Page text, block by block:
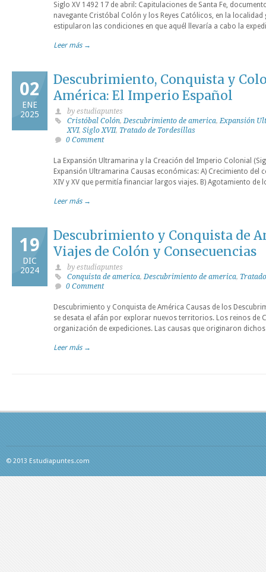
Siglo XV 1492 17 de abril: Capitulaciones de Santa Fe,
navegante Cristóbal Colón y los Reyes Católicos, en la localidad
estipularon las condiciones en que aquél llevaría a cabo la
Leer más →
02
ENE
2025
Descubrimiento, Conquista y
América: El Imperio Español
by estudiapuntes
Cristóbal Colón,Descubrimiento de america,Expansión
XVI, Siglo XVII, Tratado de Tordesillas
0 Comment
La Expansión Ultramarina y la Creación del Imperio Colonial
Expansión Ultramarina Causas económicas: A) Crecimiento
XIV y XV que permitía financiar largos viajes. B) Agotamiento
Leer más →
19
DIC
2024
Descubrimiento y Conquista de
Viajes de Colón y Consecuencias
by estudiapuntes
Conquista de america,Descubrimiento de america,
0 Comment
Descubrimiento y Conquista de América Causas de los
se desata el afán por explorar nuevos territorios. Los reinos de
organización de expediciones. Las causas que originaron
Leer más →
© 2013 Estudiapuntes.com